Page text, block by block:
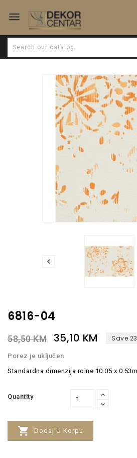


6816-04
58,50 KM 35,10 KM Save
Porez je uključen
Standardna dimenzija rolne 10.05 x 0.53m
Quantity
 Dodaj U Korpu